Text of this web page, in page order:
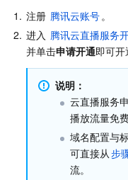
自动化助手
多网聚合加速（腾讯
容器镜像服务
边缘可用区
弹性微服务
注册配置治理
Serverless
对象存储
文件存储
存储数据服务
日志服务
数据万象
关系型数据库
云数据库 MySQL
关系型数据库TDSQL
步骤3：直播推流
步骤4：获取播放地址
步骤6：快直播产品接
拉流 URL 生成
1. 注册 腾讯云账号。
2. 进入 腾讯云直播服务
并单击申请开通即可开
说明：
云直播服务
播放流量免
域名配置与
可直接从步
流。